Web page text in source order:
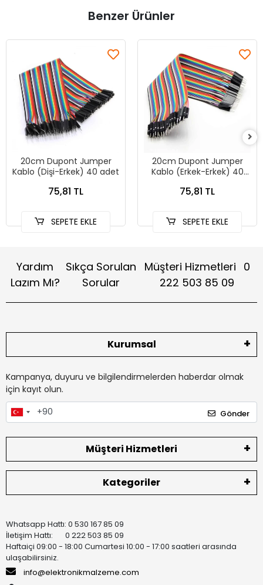
Benzer Ürünler
20cm Dupont Jumper
Kablo (Dişi-Erkek) 40 adet
75,81 TL
SEPETE EKLE
20cm Dupont Jumper
Kablo (Erkek-Erkek) 40
75,81 TL
SEPETE EKLE
Yardım
Lazım Mı?
Sıkça Sorulan
Sorular
Müşteri Hizmetleri 0
222 503 85 09
Kurumsal
Kampanya, duyuru ve bilgilendirmelerden haberdar olmak
için kayıt olun.
Gönder
Müşteri Hizmetleri
Kategoriler
Whatsapp Hattı: 0 530 167 85 09
İletişim Hattı: 0 222 503 85 09
Haftaiçi 09:00 - 18:00 Cumartesi 10:00 - 17:00 saatleri arasında
ulaşabilirsiniz.
info@elektronikmalzeme.com